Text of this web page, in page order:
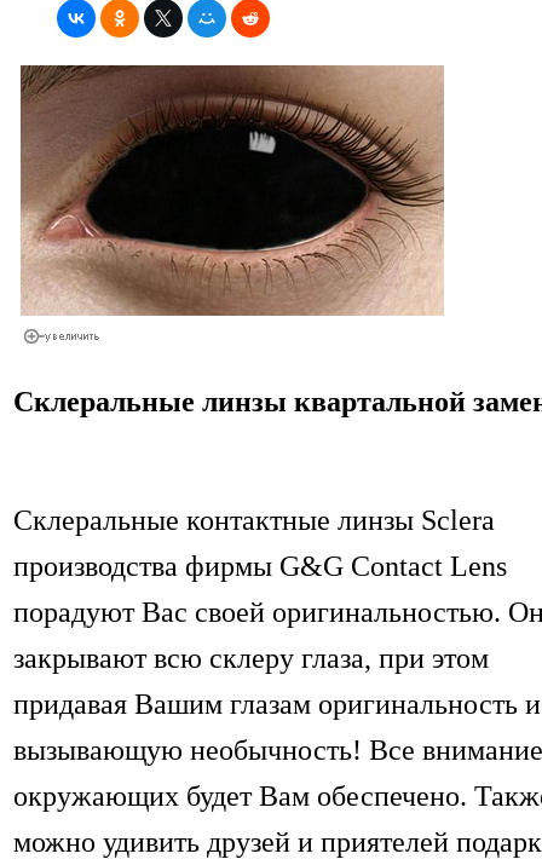
Склеральные линзы квартальной
Склеральные контактные линзы Sclera
производства фирмы G&G Contact Lens
порадуют Вас своей оригинальностью.
закрывают всю склеру глаза, при этом
придавая Вашим глазам оригинальность и
вызывающую необычность! Все внимание
окружающих будет Вам обеспечено.
можно удивить друзей и приятелей